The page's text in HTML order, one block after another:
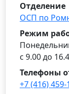
Отделение
ОСП по
Режим
с 9.00 до
Телефоны
+7 (416) 459-